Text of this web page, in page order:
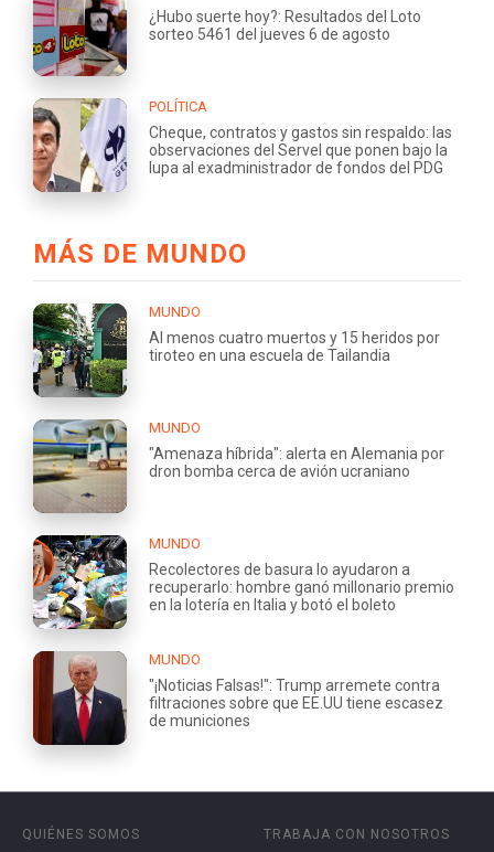
¿Hubo suerte hoy?: Resultados del Loto
sorteo 5461 del jueves 6 de agosto
POLÍTICA
Cheque, contratos y gastos sin respaldo: las
observaciones del Servel que ponen bajo la
lupa al exadministrador de fondos del PDG
MÁS DE MUNDO
MUNDO
Al menos cuatro muertos y 15 heridos por
tiroteo en una escuela de Tailandia
MUNDO
"Amenaza híbrida": alerta en Alemania por
dron bomba cerca de avión ucraniano
MUNDO
Recolectores de basura lo ayudaron a
recuperarlo: hombre ganó millonario premio
en la lotería en Italia y botó el boleto
MUNDO
"¡Noticias Falsas!": Trump arremete contra
filtraciones sobre que EE.UU tiene escasez
de municiones
QUIÉNES SOMOS
TRABAJA CON NOSOTROS